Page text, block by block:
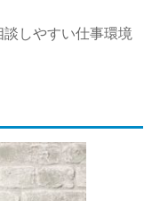
しやすい仕事環境